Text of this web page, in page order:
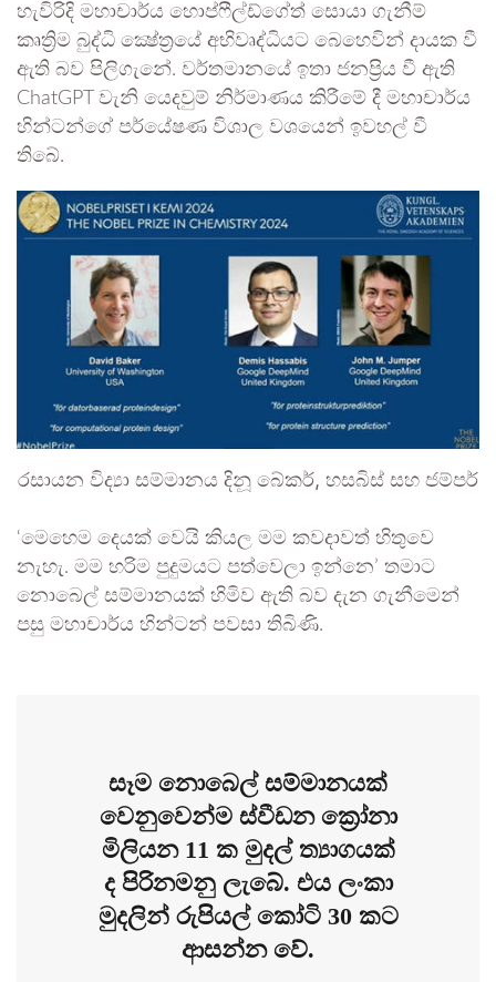
හැවිරිදි මහාචාර්ය හොප්ෆීල්ඩ්ගේත් සොයා ගැනීම්
කෘත්‍රිම බුද්ධි ක්‍ෂේත්‍රයේ අභිවෘද්ධියට බෙහෙවින් දායක වී
ඇති බව පිලිගැනේ. වර්තමානයේ ඉතා ජනප්‍රිය වී ඇති
ChatGPT වැනි යෙදවුම් නිර්මාණය කිරීමේ දී මහාචාර්ය
හින්ටන්ගේ පර්යේෂණ විශාල වශයෙන් ඉවහල් වී
තිබේ.
රසායන විද්‍යා සම්මානය දිනූ බේකර්, හසබිස් සහ ජම්පර්
‘මෙහෙම දෙයක් වෙයි කියල මම කවදාවත් හිතුවෙ
නැහැ. මම හරිම පුදුමයට පත්වෙලා ඉන්නෙ’ තමාට
නොබෙල් සම්මානයක් හිමිව ඇති බව දැන ගැනීමෙන්
පසු මහාචාර්ය හින්ටන් පවසා තිබිණි.
සෑම නොබෙල් සම්මානයක්
වෙනුවෙන්ම ස්වීඩන ක්‍රෝනා
මිලියන 11 ක මුදල් ත්‍යාගයක්
ද පිරිනමනු ලැබේ. එය ලංකා
මුදලින් රුපියල් කෝටි 30 කට
ආසන්න වේ.